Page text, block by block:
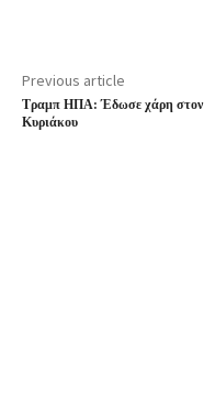
Previous article
Τραμπ ΗΠΑ: Έδωσε χάρη στον
Κυριάκου